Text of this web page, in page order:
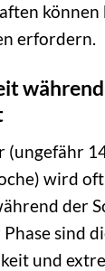
können
erfordern.
(ungefähr
wird
der
sind
und